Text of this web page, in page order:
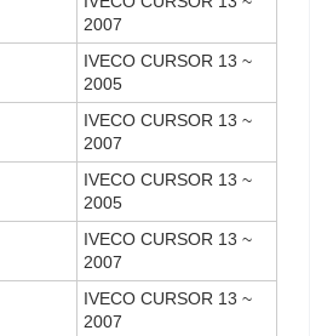
2007
IVECO CURSOR 13 ~
2005
IVECO CURSOR 13 ~
2007
IVECO CURSOR 13 ~
2005
IVECO CURSOR 13 ~
2007
IVECO CURSOR 13 ~
2007